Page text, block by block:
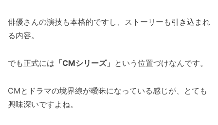
俳優さんの演技も本格的ですし、ストーリーも引き込まれ
る内容。
でも正式には 「CMシリーズ」 という位置づけなんです。
CMとドラマの境界線が曖昧になっている感じが、とても
興味深いですよね。